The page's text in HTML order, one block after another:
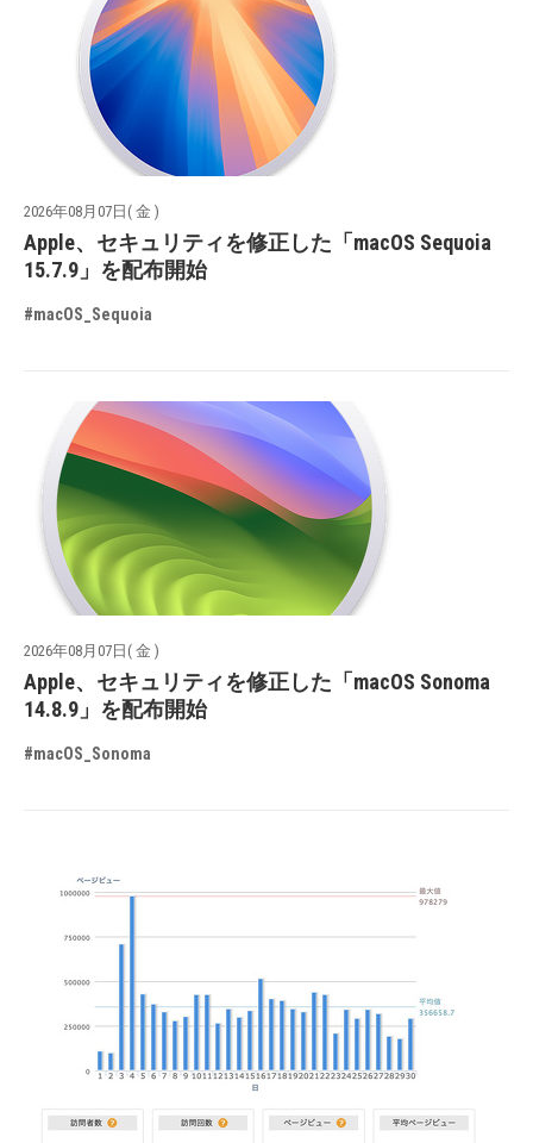
2026年08月07日( 金 )
Apple、セキュリティを修正した「macOS Sequoia
15.7.9」を配布開始
#macOS_Sequoia
2026年08月07日( 金 )
Apple、セキュリティを修正した「macOS Sonoma
14.8.9」を配布開始
#macOS_Sonoma